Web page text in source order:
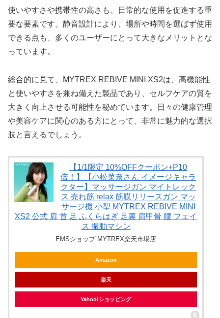
使いやすさや携帯性の高さも、日常的な使用を促進する重
要な要素です。静音設計により、場所や時間を選ばず使用
できる点も、多くのユーザーにとって大きなメリットとな
っています。
総合的に見て、MYTREX REBIVE MINI XS2は、高機能性
と使いやすさを兼ね備えた製品であり、セルフケアの質を
大きく向上させる可能性を秘めています。日々の健康管理
や美容ケアに関心のある方にとって、非常に魅力的な選択
肢と言えるでしょう。
【1/1限定 10%OFFクーポン+P10
倍！】【小松菜奈さん イメージキャラ
クター】マッサージガン マイトレック
ス 売れ筋 relax 筋膜リリースガン マッ
サージ機 小型 MYTREX REBIVE MINI
XS2 公式 肩 首 足 ふくらはぎ 足裏 肩甲骨 腰 フェイ
ス 振動マシン
EMSショップ MYTREX楽天市場店
Amazon
楽天
Yahoo!ショッピング